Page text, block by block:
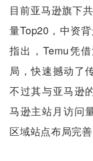
目前亚马逊旗下
量Top20，中资
指出，Temu凭
局，快速撼动了
不过其与亚马逊
马逊主站月访问
区域站点布局完善